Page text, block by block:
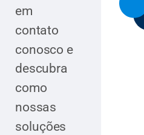
em
contato
conosco e
descubra
como
nossas
soluções